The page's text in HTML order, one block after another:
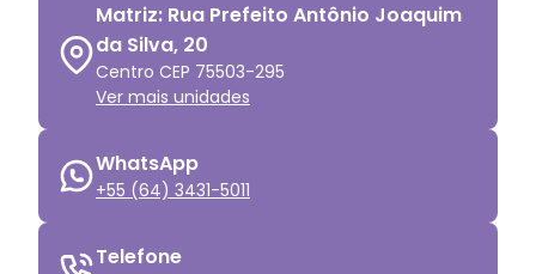
Matriz: Rua Prefeito Antônio Joaquim
da Silva, 20
Centro CEP 75503-295
Ver mais unidades
WhatsApp
+55 (64) 3431-5011
Telefone